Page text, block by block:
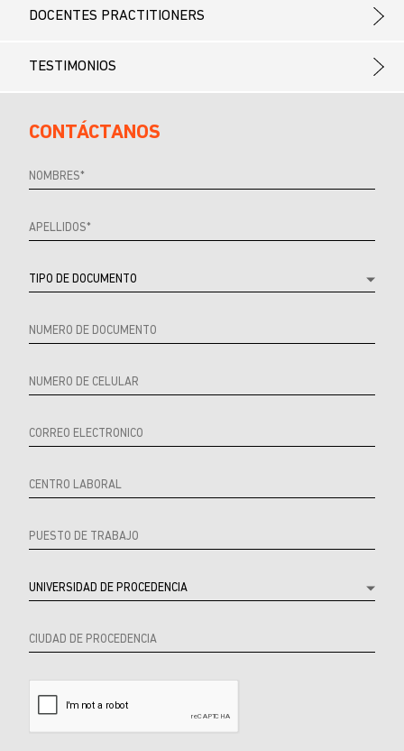
DOCENTES PRACTITIONERS
TESTIMONIOS
CONTÁCTANOS
Referrer
URL
URL
Referrer
Producto